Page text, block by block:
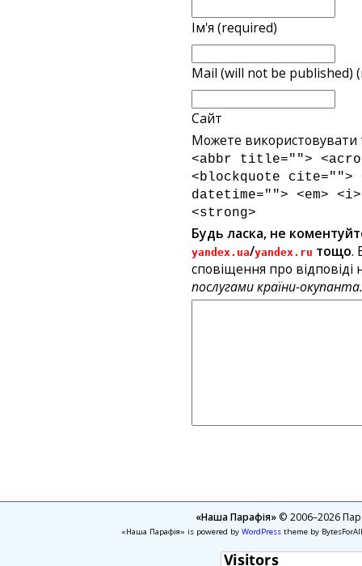
Ім'я (required)
Mail (will not be published)
Сайт
Можете використовувати
<abbr title="">
<blockquote cite="">
datetime=""> <em>
<strong>
Будь ласка, не
yandex.ua/yandex.ru тощо.
сповіщення про відповіді
послугами країни-
«Наша Парафія»© 2006–2026
«Наша Парафія» is powered by WordPresstheme by